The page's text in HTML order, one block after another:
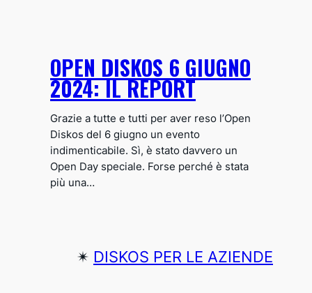
OPEN DISKOS 6 GIUGNO
2024: IL REPORT
Grazie a tutte e tutti per aver reso l’Open
Diskos del 6 giugno un evento
indimenticabile. Sì, è stato davvero un
Open Day speciale. Forse perché è stata
più una…
✴︎ DISKOS PER LE AZIENDE